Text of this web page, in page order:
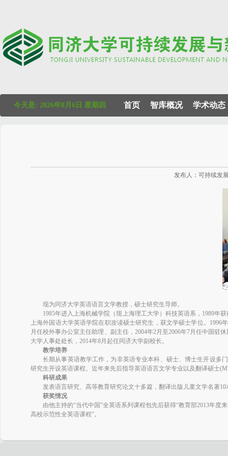
今天是: 2026年8月6日 星期四 首页 智库概况 学术动态
发布人：可持续发
现为同济大学英语语言文学教授，硕士研究生导师。
1985年进入上海机械学院（现上海理工大学）科技英语系，1989年
上海外国语大学英语学院在职攻读硕士研究生，获文学硕士学位。1996
月任校外事办公室主任助理、副主任，2004年2月至2006年7月任中国驻
大学人事处处长，2014年8月起任同济大学副校长。
教学培养
长期从事英语教学工作，为非英语专业本科、硕士、博士生开设多
研究生开设英语课程。近年来先后指导英语语言文学专业以及翻译硕士
科研成果
发表语言研究、高等教育研究论文十多篇，翻译出版儿童文学名著
获奖情况
由他主持的“当代中国”全英语系列课程包先后获得“教育部2013年度
高校示范性全英语课程”。